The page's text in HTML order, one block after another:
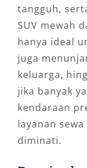
tangguh,
SUV mewah
hanya ideal
juga
keluarga,
jika banyak
kendaraan
layanan
diminati.